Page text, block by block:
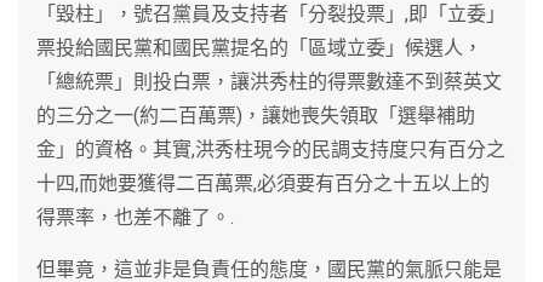
「毀柱」，號召黨員及支持者「分裂投票」,即「立委」
票投給國民黨和國民黨提名的「區域立委」候選人，
「總統票」則投白票，讓洪秀柱的得票數達不到蔡英文
的三分之一(約二百萬票)，讓她喪失領取「選舉補助
金」的資格。其實,洪秀柱現今的民調支持度只有百分之
十四,而她要獲得二百萬票,必須要有百分之十五以上的
得票率，也差不離了。.
但畢竟，這並非是負責任的態度，國民黨的氣脈只能是